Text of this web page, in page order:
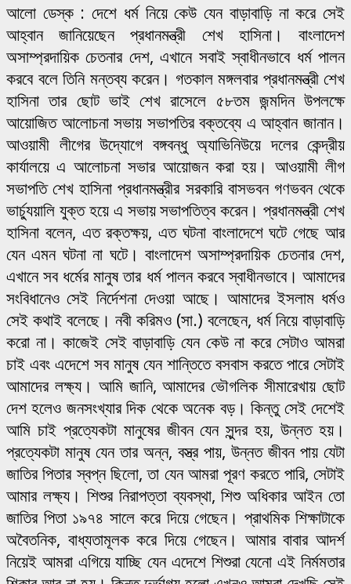
আলো ডেস্ক : দেশে ধর্ম নিয়ে কেউ যেন বাড়াবাড়ি না করে সেই
আহ্বান জানিয়েছেন প্রধানমন্ত্রী শেখ হাসিনা। বাংলাদেশ
অসাম্প্রদায়িক চেতনার দেশ, এখানে সবাই স্বাধীনভাবে ধর্ম পালন
করবে বলে তিনি মন্তব্য করেন। গতকাল মঙ্গলবার প্রধানমন্ত্রী শেখ
হাসিনা তার ছোট ভাই শেখ রাসেলে ৫৮তম জন্মদিন উপলক্ষে
আয়োজিত আলোচনা সভায় সভাপতির বক্তব্যে এ আহ্বান জানান।
আওয়ামী লীগের উদ্যোগে বঙ্গবন্ধু অ্যাভিনিউয়ে দলের কেন্দ্রীয়
কার্যালয়ে এ আলোচনা সভার আয়োজন করা হয়। আওয়ামী লীগ
সভাপতি শেখ হাসিনা প্রধানমন্ত্রীর সরকারি বাসভবন গণভবন থেকে
ভার্চ্যুয়ালি যুক্ত হয়ে এ সভায় সভাপতিত্ব করেন। প্রধানমন্ত্রী শেখ
হাসিনা বলেন, এত রক্তক্ষয়, এত ঘটনা বাংলাদেশে ঘটে গেছে আর
যেন এমন ঘটনা না ঘটে। বাংলাদেশ অসাম্প্রদায়িক চেতনার দেশ,
এখানে সব ধর্মের মানুষ তার ধর্ম পালন করবে স্বাধীনভাবে। আমাদের
সংবিধানেও সেই নির্দেশনা দেওয়া আছে। আমাদের ইসলাম ধর্মও
সেই কথাই বলেছে। নবী করিমও (সা.) বলেছেন, ধর্ম নিয়ে বাড়াবাড়ি
করো না। কাজেই সেই বাড়াবাড়ি যেন কেউ না করে সেটাও আমরা
চাই এবং এদেশে সব মানুষ যেন শান্তিতে বসবাস করতে পারে সেটাই
আমাদের লক্ষ্য। আমি জানি, আমাদের ভৌগলিক সীমারেখায় ছোট
দেশ হলেও জনসংখ্যার দিক থেকে অনেক বড়। কিন্তু সেই দেশেই
আমি চাই প্রত্যেকটা মানুষের জীবন যেন সুন্দর হয়, উন্নত হয়।
প্রত্যেকটা মানুষ যেন তার অন্ন, বস্ত্র পায়, উন্নত জীবন পায় যেটা
জাতির পিতার স্বপ্ন ছিলো, তা যেন আমরা পূরণ করতে পারি, সেটাই
আমার লক্ষ্য। শিশুর নিরাপত্তা ব্যবস্থা, শিশু অধিকার আইন তো
জাতির পিতা ১৯৭৪ সালে করে দিয়ে গেছেন। প্রাথমিক শিক্ষাটাকে
অবৈতনিক, বাধ্যতামূলক করে দিয়ে গেছেন। আমার বাবার আদর্শ
নিয়েই আমরা এগিয়ে যাচ্ছি যেন এদেশে শিশুরা যেনো এই নির্মমতার